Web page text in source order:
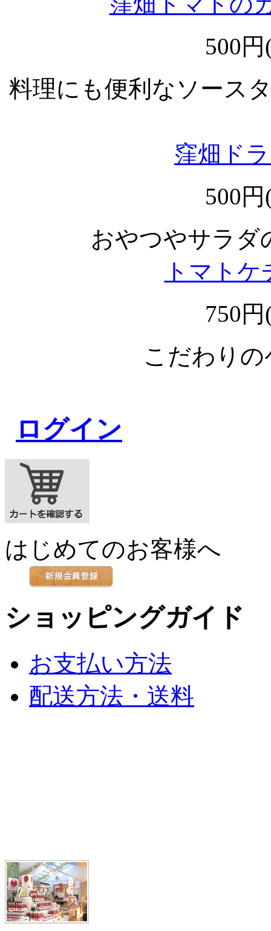
500
料理にも便利なソース
窪畑ド
500
おやつやサラダ
トマト
750
こだわり
ログイン
はじめてのお客様へ
ショッピングガイド
お支払い方法
配送方法・送料